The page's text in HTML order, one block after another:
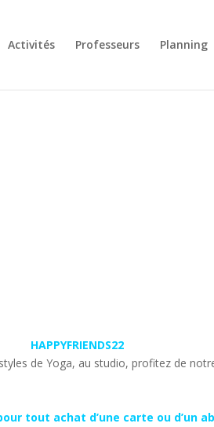
Activités Professeurs Planning
HAPPYFRIENDS22
de Yoga, au studio, profitez de
tout achat d’une carte ou d’un